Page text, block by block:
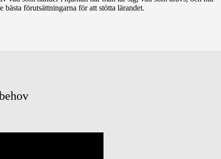
bästa förutsättningarna för att stötta lärandet.